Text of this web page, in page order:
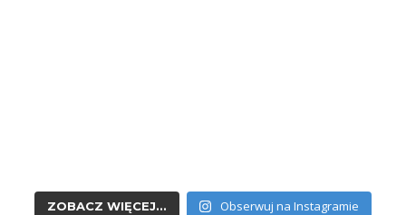
ZOBACZ WIĘCEJ... Obserwuj na Instagramie